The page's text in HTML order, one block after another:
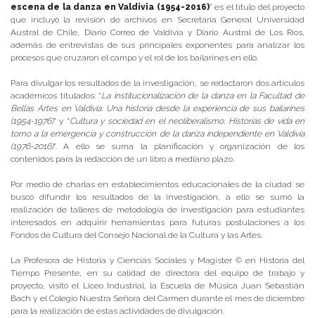
escena de la danza en Valdivia (1954-2016)” es el título del proyecto
que incluyó la revisión de archivos en Secretaria General Universidad
Austral de Chile, Diario Correo de Valdivia y Diario Austral de Los Ríos,
además de entrevistas ​de sus​ principales exponentes para analizar los
procesos que cruzaron el campo y el rol de los bailarines en ello.
Para divulgar los resultados de la investigación, se redactaron dos artículos
académicos titulados: “La institucionalización de la danza en la Facultad de
Bellas Artes en Valdivia: Una historia desde la experiencia de sus bailarines
(1954-1976)” y “Cultura y sociedad en el neoliberalismo: Historias de vida en
torno a la emergencia y construcción de la danza independiente en Valdivia
(1976-2016)”. A ello se suma la planificación y organización de los
contenidos para la redacción de un libro a mediano plazo.
Por medio de charlas en establecimientos educacionales de la ciudad se
buscó difundir los resultados de la investigación, a ello se sumó la
realización de talleres de metodología de investigación para estudiantes
interesados en adquirir herramientas para futuras postulaciones a los
Fondos de Cultura del Consejo Nacional de la Cultura y las Artes.
La Profesora de Historia y Ciencias Sociales y Magíster © en Historia del
Tiempo Presente, en su calidad de directora del equipo de trabajo y
proyecto, visitó el Liceo Industrial, la Escuela de Música Juan Sebastián
Bach y el Colegio Nuestra Señora del Carmen durante el mes de diciembre
para la realización de estas actividades de divulgación.